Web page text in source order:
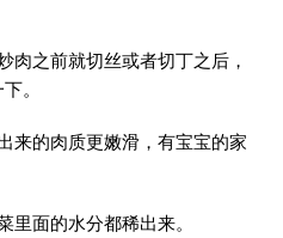
肉之前就切丝或者切丁之后，
。
来的肉质更嫩滑，有宝宝的家
里面的水分都稀出来。